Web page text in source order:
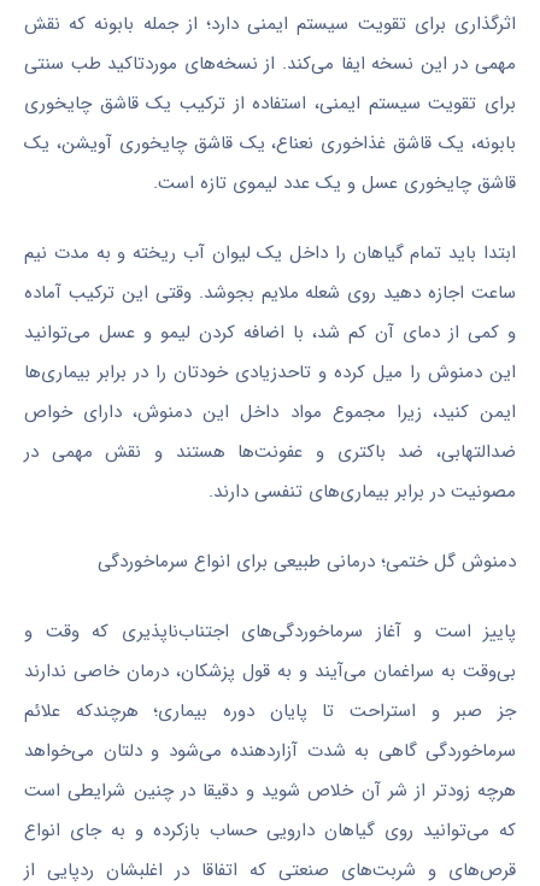
اثرگذاری برای تقویت سیستم ایمنی دارد؛ از جمله بابونه که نقش
مهمی در این نسخه ایفا می‌کند. از نسخه‌های موردتاکید طب‌ سنتی
برای تقویت سیستم ایمنی، استفاده از ترکیب یک قاشق چایخوری
بابونه، یک قاشق غذاخوری نعناع، یک قاشق چایخوری آویشن، یک
قاشق چایخوری عسل و یک عدد لیموی تازه است.
ابتدا باید تمام گیاهان را داخل یک لیوان آب ریخته و به مدت نیم
ساعت اجازه دهید روی شعله ملایم بجوشد. وقتی این ترکیب آماده
و کمی از دمای آن کم شد، با اضافه کردن لیمو و عسل می‌توانید
این دمنوش را میل کرده و تاحدزیادی خودتان را در برابر بیماری‌ها
ایمن کنید، زیرا مجموع مواد داخل این دمنوش، دارای خواص
ضدالتهابی، ضد باکتری و عفونت‌ها هستند و نقش مهمی در
مصونیت در برابر بیماری‌های تنفسی دارند.
دمنوش گل ختمی؛ درمانی طبیعی برای انواع سرماخوردگی
پاییز است و آغاز سرماخوردگی‌های اجتناب‌ناپذیری که وقت و
بی‌وقت به سراغمان می‌آیند و به قول پزشکان، درمان خاصی ندارند
جز صبر و استراحت تا پایان دوره بیماری؛ هرچندکه علائم
سرماخوردگی گاهی به شدت آزاردهنده می‌شود و دلتان می‌خواهد
هرچه زودتر از شر آن خلاص شوید و دقیقا در چنین شرایطی است
که می‌توانید روی گیاهان دارویی حساب بازکرده و به جای انواع
قرص‌های و شربت‌های صنعتی که اتفاقا در اغلبشان ردپایی از